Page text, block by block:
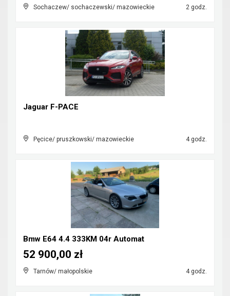
Sochaczew/ sochaczewski/ mazowieckie 2 godz.
Jaguar F-PACE
Pęcice/ pruszkowski/ mazowieckie 4 godz.
Bmw E64 4.4 333KM 04r Automat
Tarnów/ małopolskie 4 godz.
52 900,00 zł